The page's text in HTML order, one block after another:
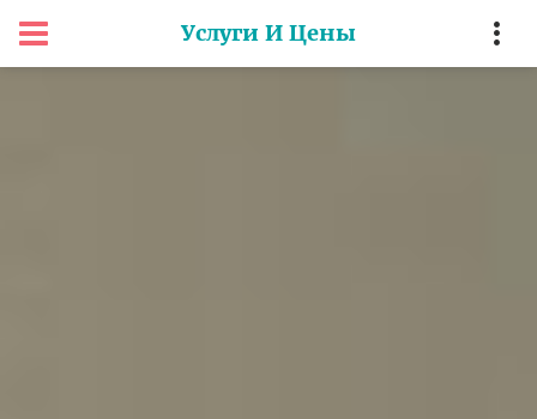
Услуги И Цены